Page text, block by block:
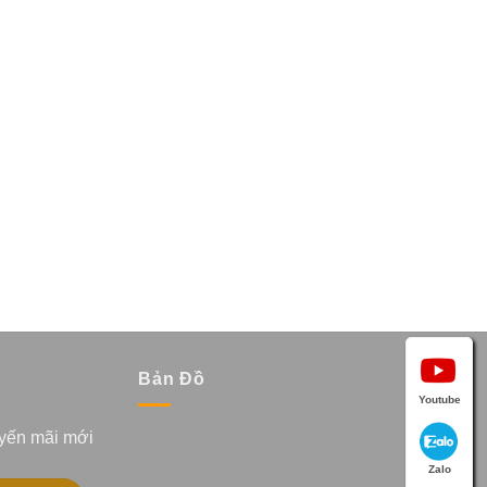
mãi mới
Bản Đồ
Youtube
Zalo